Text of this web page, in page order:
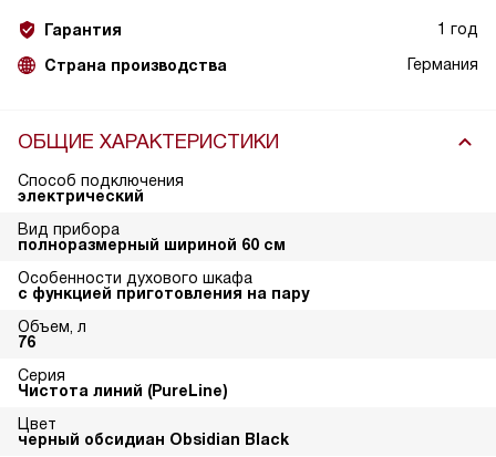
Гарантия 1 год
Страна производства Германия
ОБЩИЕ ХАРАКТЕРИСТИКИ
Способ подключения
электрический
Вид прибора
полноразмерный шириной 60 см
Особенности духового шкафа
с функцией приготовления на пару
Объем, л
76
Серия
Чистота линий (PureLine)
Цвет
черный обсидиан Obsidian Black